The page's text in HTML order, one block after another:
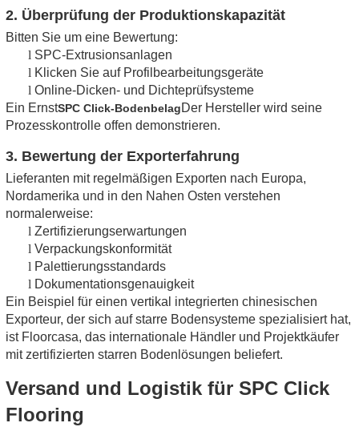
2. Überprüfung der Produktionskapazität
Bitten Sie um eine Bewertung:
l SPC-Extrusionsanlagen
l Klicken Sie auf Profilbearbeitungsgeräte
l Online-Dicken- und Dichteprüfsysteme
Ein ErnstSPC Click-BodenbelagDer Hersteller wird seine
Prozesskontrolle offen demonstrieren.
3. Bewertung der Exporterfahrung
Lieferanten mit regelmäßigen Exporten nach Europa,
Nordamerika und in den Nahen Osten verstehen
normalerweise:
l Zertifizierungserwartungen
l Verpackungskonformität
l Palettierungsstandards
l Dokumentationsgenauigkeit
Ein Beispiel für einen vertikal integrierten chinesischen
Exporteur, der sich auf starre Bodensysteme spezialisiert hat,
ist Floorcasa, das internationale Händler und Projektkäufer
mit zertifizierten starren Bodenlösungen beliefert.
Versand und Logistik für SPC Click
Flooring